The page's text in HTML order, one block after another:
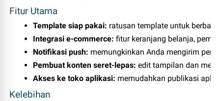
Fitur Utama
Template siap pakai: ratusan template untuk
Integrasi e‑commerce: fitur keranjang belanja,
Notifikasi push: memungkinkan Anda mengirim
Pembuat konten seret‑lepas: edit tampilan dan
Akses ke toko aplikasi: memudahkan publikasi
Kelebihan